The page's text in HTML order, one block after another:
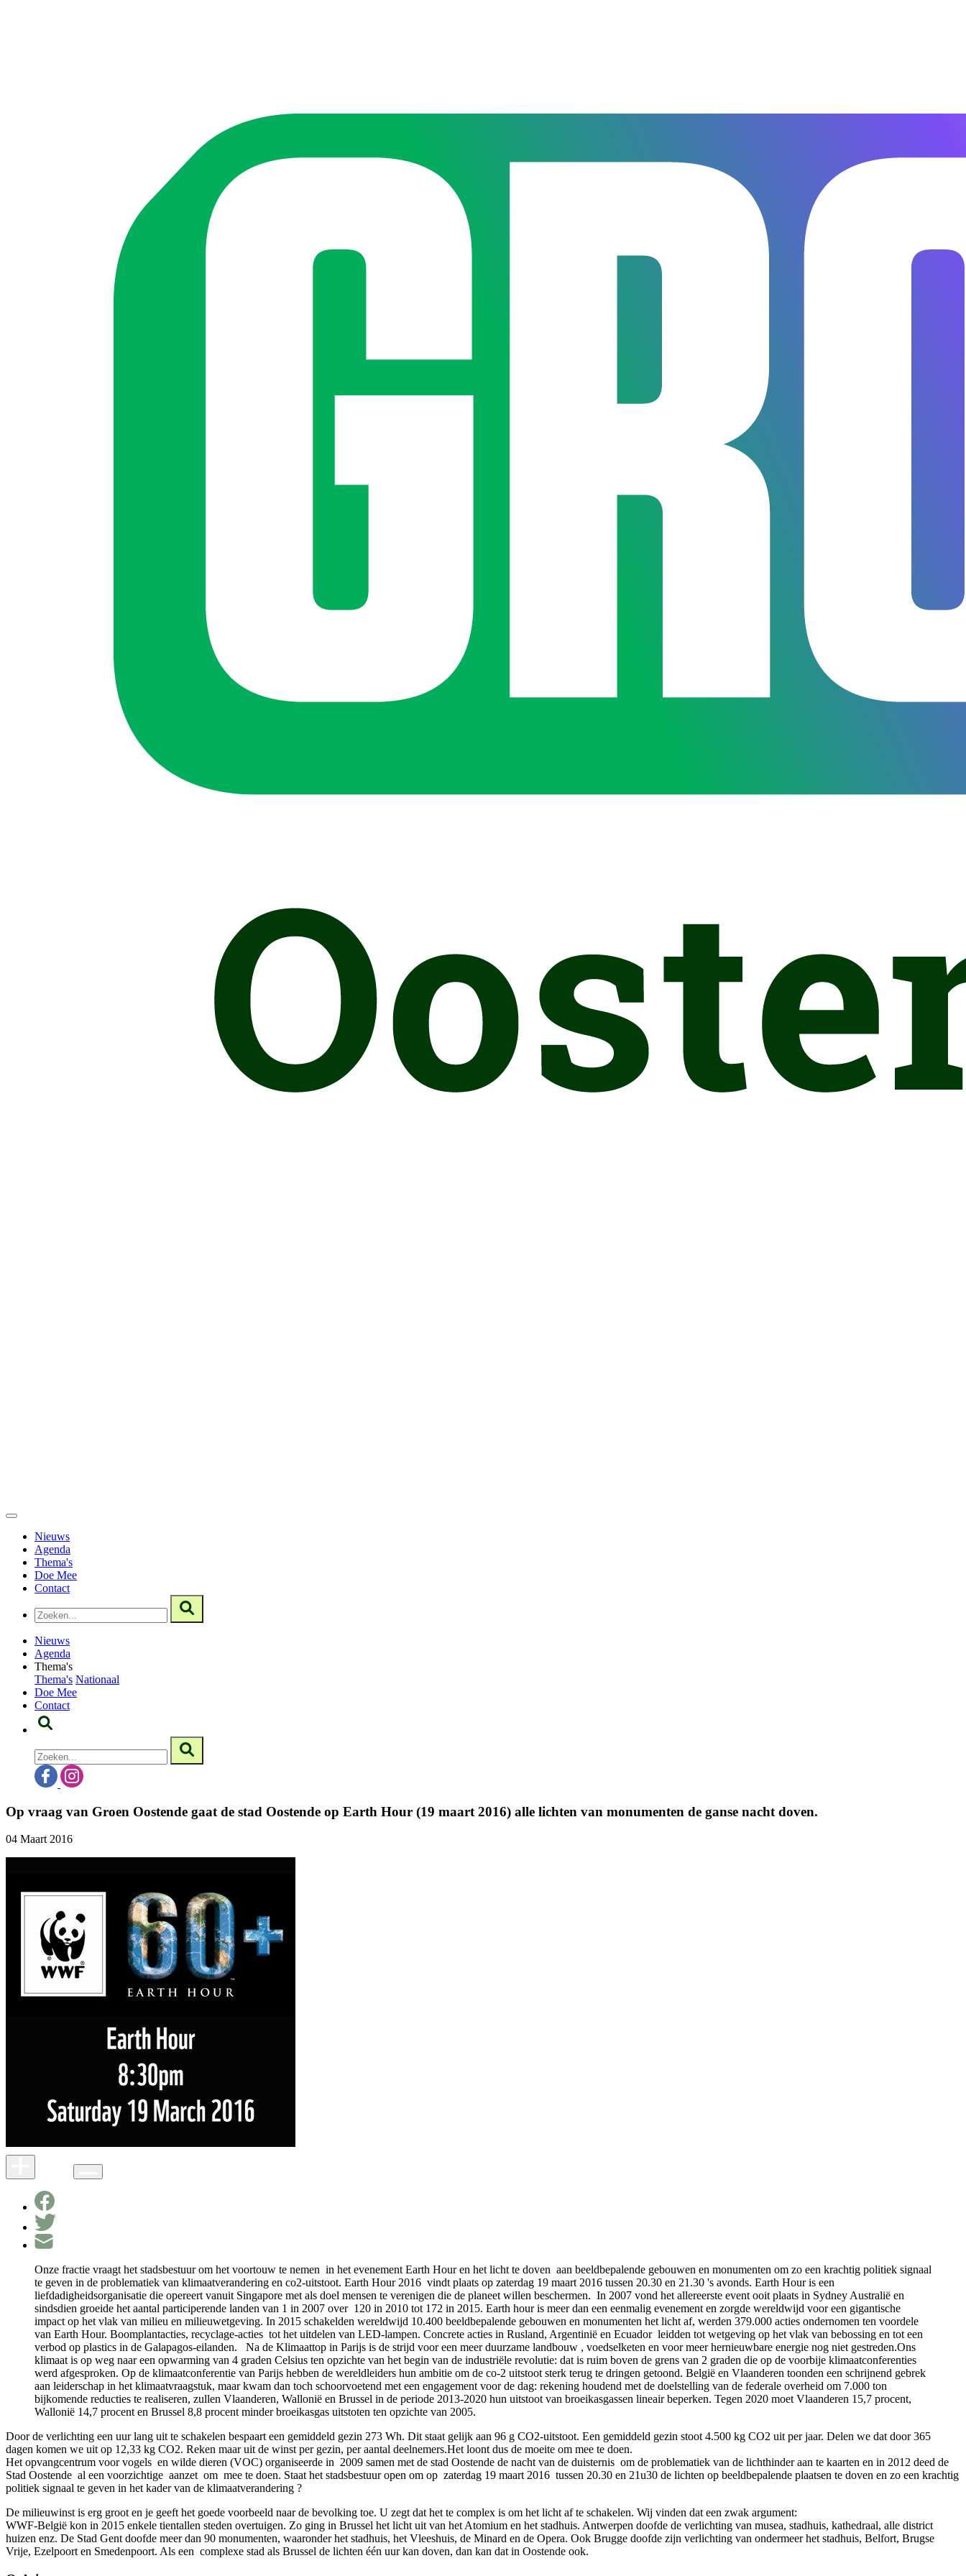
Nieuws
Agenda
Thema's
Doe Mee
Contact
Nieuws
Agenda
Thema's
Thema's Nationaal
Doe Mee
Contact
Op vraag van Groen Oostende gaat de stad Oostende op Earth Hour (19 maart 2016) alle lichten van monumenten de ganse nacht doven.
04 Maart 2016
Onze fractie vraagt het stadsbestuur om het voortouw te nemen in het evenement Earth Hour en het licht te doven aan beeldbepalende gebouwen en monumenten om zo een krachtig politiek signaal
te geven in de problematiek van klimaatverandering en co2-uitstoot. Earth Hour 2016 vindt plaats op zaterdag 19 maart 2016 tussen 20.30 en 21.30 's avonds. Earth Hour is een
liefdadigheidsorganisatie die opereert vanuit Singapore met als doel mensen te verenigen die de planeet willen beschermen. In 2007 vond het allereerste event ooit plaats in Sydney Australië en
sindsdien groeide het aantal participerende landen van 1 in 2007 over 120 in 2010 tot 172 in 2015. Earth hour is meer dan een eenmalig evenement en zorgde wereldwijd voor een gigantische
impact op het vlak van milieu en milieuwetgeving. In 2015 schakelden wereldwijd 10.400 beeldbepalende gebouwen en monumenten het licht af, werden 379.000 acties ondernomen ten voordele
van Earth Hour. Boomplantacties, recyclage-acties tot het uitdelen van LED-lampen. Concrete acties in Rusland, Argentinië en Ecuador leidden tot wetgeving op het vlak van bebossing en tot een
verbod op plastics in de Galapagos-eilanden. Na de Klimaattop in Parijs is de strijd voor een meer duurzame landbouw , voedselketen en voor meer hernieuwbare energie nog niet gestreden.Ons
klimaat is op weg naar een opwarming van 4 graden Celsius ten opzichte van het begin van de industriële revolutie: dat is ruim boven de grens van 2 graden die op de voorbije klimaatconferenties
werd afgesproken. Op de klimaatconferentie van Parijs hebben de wereldleiders hun ambitie om de co-2 uitstoot sterk terug te dringen getoond. België en Vlaanderen toonden een schrijnend gebrek
aan leiderschap in het klimaatvraagstuk, maar kwam dan toch schoorvoetend met een engagement voor de dag: rekening houdend met de doelstelling van de federale overheid om 7.000 ton
bijkomende reducties te realiseren, zullen Vlaanderen, Wallonië en Brussel in de periode 2013-2020 hun uitstoot van broeikasgassen lineair beperken. Tegen 2020 moet Vlaanderen 15,7 procent,
Wallonië 14,7 procent en Brussel 8,8 procent minder broeikasgas uitstoten ten opzichte van 2005.
Door de verlichting een uur lang uit te schakelen bespaart een gemiddeld gezin 273 Wh. Dit staat gelijk aan 96 g CO2-uitstoot. Een gemiddeld gezin stoot 4.500 kg CO2 uit per jaar. Delen we dat door 365
dagen komen we uit op 12,33 kg CO2. Reken maar uit de winst per gezin, per aantal deelnemers.Het loont dus de moeite om mee te doen.
Het opvangcentrum voor vogels en wilde dieren (VOC) organiseerde in 2009 samen met de stad Oostende de nacht van de duisternis om de problematiek van de lichthinder aan te kaarten en in 2012 deed de
Stad Oostende al een voorzichtige aanzet om mee te doen. Staat het stadsbestuur open om op zaterdag 19 maart 2016 tussen 20.30 en 21u30 de lichten op beeldbepalende plaatsen te doven en zo een krachtig
politiek signaal te geven in het kader van de klimaatverandering ?
De milieuwinst is erg groot en je geeft het goede voorbeeld naar de bevolking toe. U zegt dat het te complex is om het licht af te schakelen. Wij vinden dat een zwak argument:
WWF-België kon in 2015 enkele tientallen steden overtuigen. Zo ging in Brussel het licht uit van het Atomium en het stadhuis. Antwerpen doofde de verlichting van musea, stadhuis, kathedraal, alle district
huizen enz. De Stad Gent doofde meer dan 90 monumenten, waaronder het stadhuis, het Vleeshuis, de Minard en de Opera. Ook Brugge doofde zijn verlichting van ondermeer het stadhuis, Belfort, Brugse
Vrije, Ezelpoort en Smedenpoort. Als een complexe stad als Brussel de lichten één uur kan doven, dan kan dat in Oostende ook.